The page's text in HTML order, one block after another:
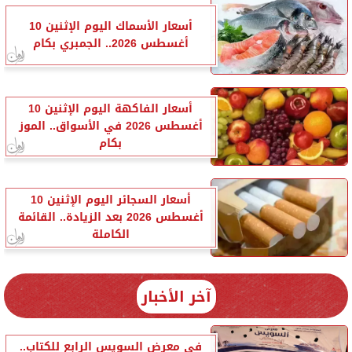
أسعار الأسماك اليوم الإثنين 10
أغسطس 2026.. الجمبري بكام
أسعار الفاكهة اليوم الإثنين 10
أغسطس 2026 في الأسواق.. الموز
بكام
أسعار السجائر اليوم الإثنين 10
أغسطس 2026 بعد الزيادة.. القائمة
الكاملة
آخر الأخبار
في معرض السويس الرابع للكتاب..